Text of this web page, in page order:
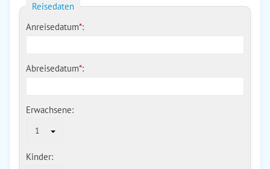
Reisedaten
Anreisedatum*:
Abreisedatum*:
Erwachsene:
1
Kinder: